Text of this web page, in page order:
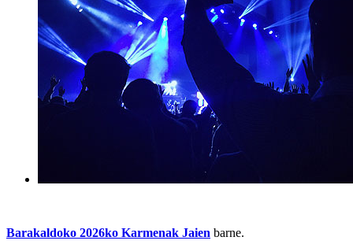
Barakaldoko 2026ko Karmenak Jaien barne.